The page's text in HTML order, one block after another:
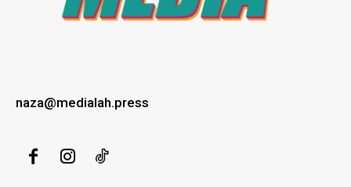
naza@medialah.press